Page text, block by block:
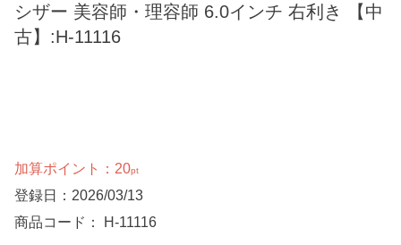
シザー 美容師・理容師 6.0インチ 右利き 【中
古】:H-11116
加算ポイント： 20pt
登録日：2026/03/13
商品コード：
H-11116